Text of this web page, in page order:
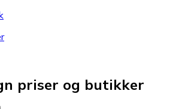
priser og butikker